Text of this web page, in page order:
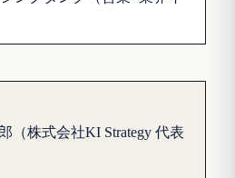
（株式会社KI Strategy 代表